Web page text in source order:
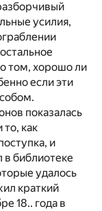
усилия,
том, хорошо ли
если эти
показалась
как
и
библиотеке
удалось
краткий
18.. года в